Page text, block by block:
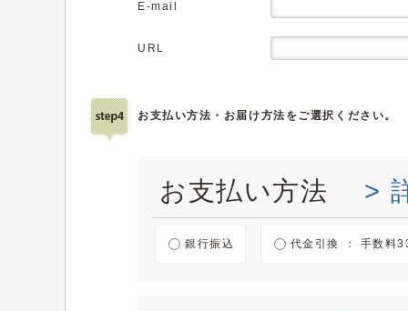
E-mail
URL
お支払い方法・お届け方法をご選択ください。
お支払い方法 >
銀行振込 代金引換 ： 手数料